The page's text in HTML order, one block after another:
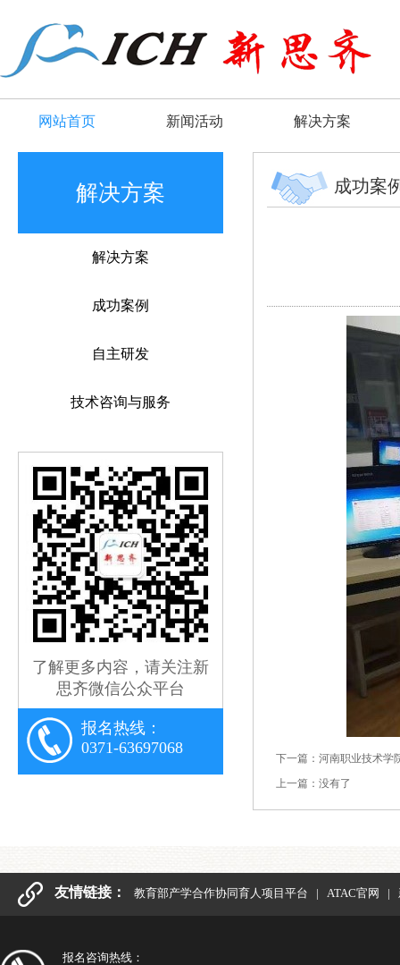
网站首页 新闻活动 解决方案
解决方案
解决方案
成功案例
自主研发
技术咨询与服务
了解更多内容，请关注新
思齐微信公众平台
报名热线：
0371-63697068
成功案
下一篇： 河南职业技术学
上一篇：没有了
友情链接： 教育部产学合作协同育人项目平台 | ATAC官网 |
报名咨询热线：